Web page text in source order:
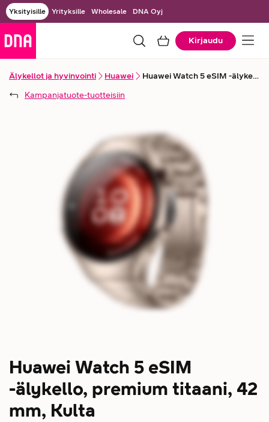
Yksityisille Yrityksille Wholesale DNA Oyj
Kirjaudu
Älykellot ja hyvinvointi Huawei
Huawei Watch 5 eSIM -älykello, premium titaani
Kampanjatuote-tuotteisiin
Huawei Watch 5 eSIM
-älykello, premium titaani, 42
mm, Kulta